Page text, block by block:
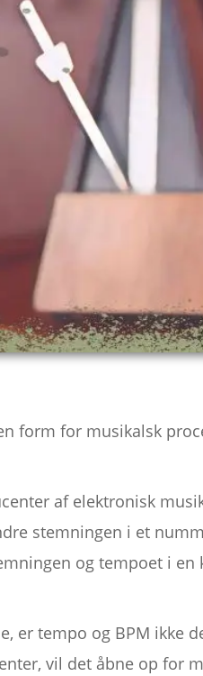
form for musikalsk
af elektronisk
stemningen i et
og tempoet i
er tempo og BPM ikke
vil det åbne op for